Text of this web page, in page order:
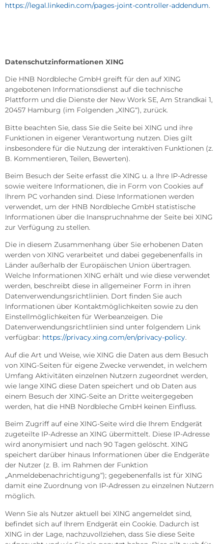
https://legal.linkedin.com/pages-joint-controller-addendum.
Datenschutzinformationen XING
Die HNB Nordbleche GmbH greift für den auf XING
angebotenen Informationsdienst auf die technische
Plattform und die Dienste der New Work SE, Am Strandkai 1,
20457 Hamburg (im Folgenden „XING“), zurück.
Bitte beachten Sie, dass Sie die Seite bei XING und ihre
Funktionen in eigener Verantwortung nutzen. Dies gilt
insbesondere für die Nutzung der interaktiven Funktionen (z.
B. Kommentieren, Teilen, Bewerten).
Beim Besuch der Seite erfasst die XING u. a Ihre IP-Adresse
sowie weitere Informationen, die in Form von Cookies auf
Ihrem PC vorhanden sind. Diese Informationen werden
verwendet, um der HNB Nordbleche GmbH statistische
Informationen über die Inanspruchnahme der Seite bei XING
zur Verfügung zu stellen.
Die in diesem Zusammenhang über Sie erhobenen Daten
werden von XING verarbeitet und dabei gegebenenfalls in
Länder außerhalb der Europäischen Union übertragen.
Welche Informationen XING erhält und wie diese verwendet
werden, beschreibt diese in allgemeiner Form in ihren
Datenverwendungsrichtlinien. Dort finden Sie auch
Informationen über Kontaktmöglichkeiten sowie zu den
Einstellmöglichkeiten für Werbeanzeigen. Die
Datenverwendungsrichtlinien sind unter folgendem Link
verfügbar: https://privacy.xing.com/en/privacy-policy.
Auf die Art und Weise, wie XING die Daten aus dem Besuch
von XING-Seiten für eigene Zwecke verwendet, in welchem
Umfang Aktivitäten einzelnen Nutzern zugeordnet werden,
wie lange XING diese Daten speichert und ob Daten aus
einem Besuch der XING-Seite an Dritte weitergegeben
werden, hat die HNB Nordbleche GmbH keinen Einfluss.
Beim Zugriff auf eine XING-Seite wird die Ihrem Endgerät
zugeteilte IP-Adresse an XING übermittelt. Diese IP-Adresse
wird anonymisiert und nach 90 Tagen gelöscht. XING
speichert darüber hinaus Informationen über die Endgeräte
der Nutzer (z. B. im Rahmen der Funktion
„Anmeldebenachrichtigung“); gegebenenfalls ist für XING
damit eine Zuordnung von IP-Adressen zu einzelnen Nutzern
möglich.
Wenn Sie als Nutzer aktuell bei XING angemeldet sind,
befindet sich auf Ihrem Endgerät ein Cookie. Dadurch ist
XING in der Lage, nachzuvollziehen, dass Sie diese Seite